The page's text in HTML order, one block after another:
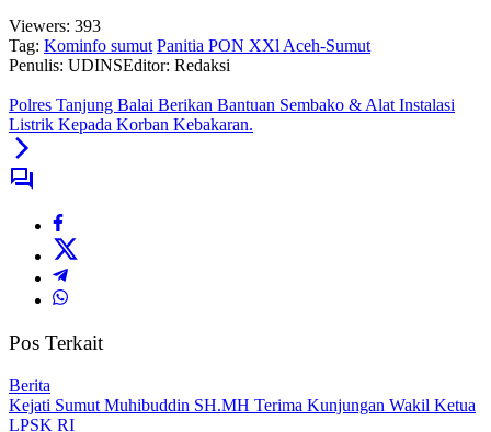
Viewers: 393
Tag: Kominfo sumut Panitia PON XXl Aceh-Sumut
Penulis: UDINSEditor: Redaksi
Polres Tanjung Balai Berikan Bantuan Sembako & Alat Instalasi
Listrik Kepada Korban Kebakaran.
Pos Terkait
Berita
Kejati Sumut Muhibuddin SH.MH Terima Kunjungan Wakil Ketua
LPSK RI